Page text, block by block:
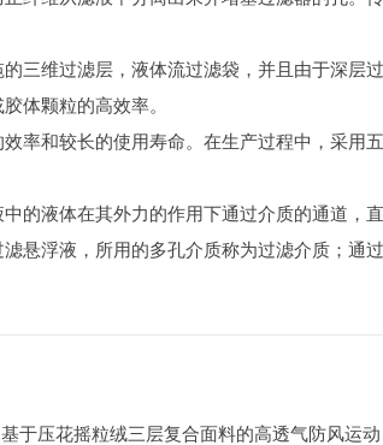
三维过滤层，液体流过滤袋，并且由于深层
体颗粒的高效率。
率和较长的使用寿命。在生产过程中，采用
的液体在其外力的作用下通过介质的通道，
悬浮液，所用的多孔介质称为过滤介质；通
于压花摇粒绒三层复合面料的高透气防风运动